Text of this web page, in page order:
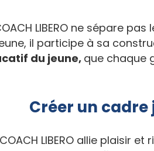
LIBERO ne sépare
il participe à sa
du jeune,que chaque
Créer un
LIBERO allie plaisir